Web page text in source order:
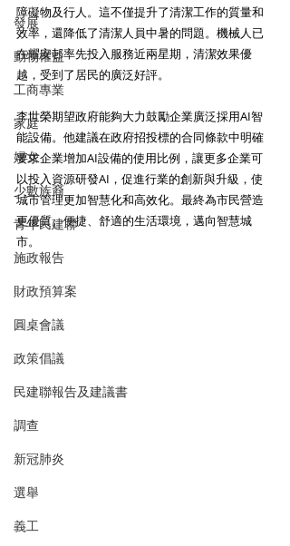
發展
動物權益
工商專業
家庭
婦女
少數族裔
青年民建聯
施政報告
財政預算案
圓桌會議
政策倡議
民建聯報告及建議書
調查
新冠肺炎
選舉
義工
障礙物及行人。這不僅提升了清潔工作的質量和
效率，還降低了清潔人員中暑的問題。機械人已
在耀安邨率先投入服務近兩星期，清潔效果優
越，受到了居民的廣泛好評。
李世榮期望政府能夠大力鼓勵企業廣泛採用AI智
能設備。他建議在政府招投標的合同條款中明確
要求企業增加AI設備的使用比例，讓更多企業可
以投入資源研發AI，促進行業的創新與升級，使
城市管理更加智慧化和高效化。最終為市民營造
更優質、便捷、舒適的生活環境，邁向智慧城
市。